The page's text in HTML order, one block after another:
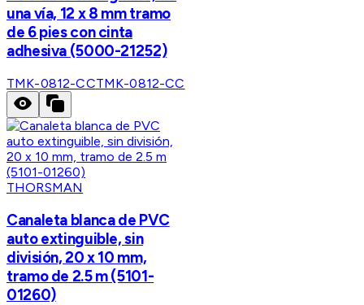
una vía, 12 x 8 mm tramo
de 6 pies con cinta
adhesiva (5000-21252)
TMK-0812-CCTMK-0812-CC
THORSMAN
Canaleta blanca de PVC
auto extinguible, sin
división, 20 x 10 mm,
tramo de 2.5 m (5101-
01260)